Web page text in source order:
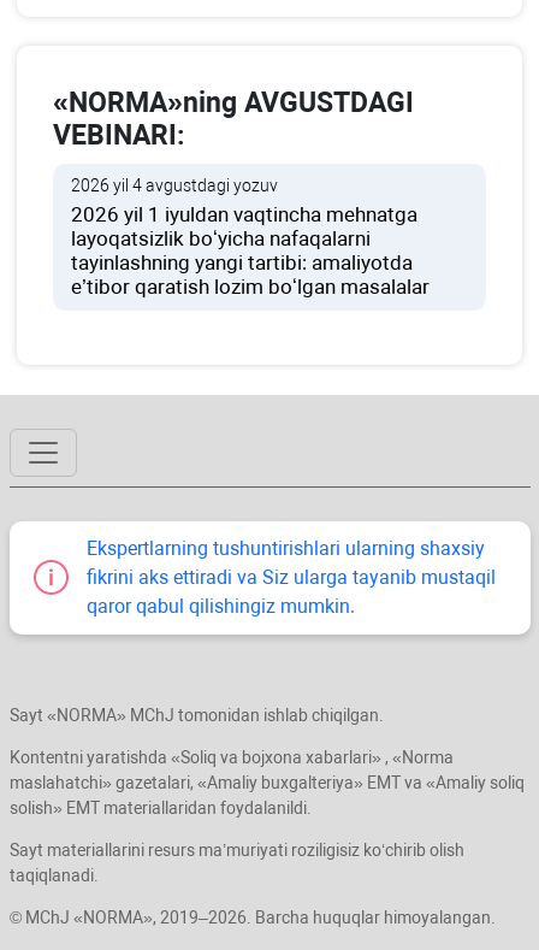
«NORMA»ning AVGUSTDAGI
VEBINARI:
2026 yil 4 avgustdagi yozuv
2026 yil 1 iyuldan vaqtincha mehnatga
layoqatsizlik boʻyicha nafaqalarni
tayinlashning yangi tartibi: amaliyotda
e’tibor qaratish lozim boʻlgan masalalar
Ekspertlarning tushuntirishlari ularning shaхsiy
fikrini aks ettiradi va Siz ularga tayanib mustaqil
qaror qabul qilishingiz mumkin.
Sayt «NORMA» MChJ tomonidan ishlab chiqilgan.
Kontentni yaratishda «Soliq va bojхona хabarlari» , «Norma
maslahatchi» gazetalari, «Amaliy buхgalteriya» EMT va «Amaliy soliq
solish» EMT materiallaridan foydalanildi.
Sayt materiallarini resurs ma’muriyati roziligisiz koʻchirib olish
taqiqlanadi.
© MChJ «NORMA», 2019–2026. Barcha huquqlar himoyalangan.